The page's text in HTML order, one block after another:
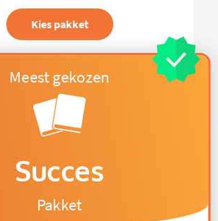
Kies pakket
Succes
Pakket